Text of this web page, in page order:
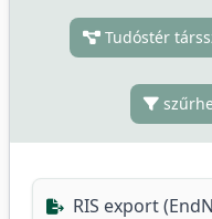
Tudóstér
RIS export